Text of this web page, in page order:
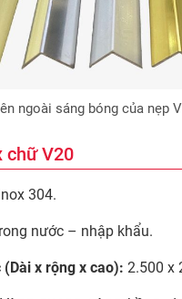
ngoài sáng bóng của nẹp
chữ V20
304.
nước – nhập khẩu.
(Dài x rộng x cao): 2.500 x